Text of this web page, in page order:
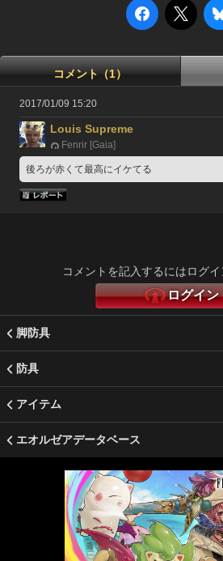
コメント（1）
2017/01/09 15:20
Louis Supreme
Fenrir [Gaia]
後ろが赤くて最高にイケてる
コメントを記入するにはログイ
ログイン
脚防具
防具
アイテム
エオルゼアデータベース